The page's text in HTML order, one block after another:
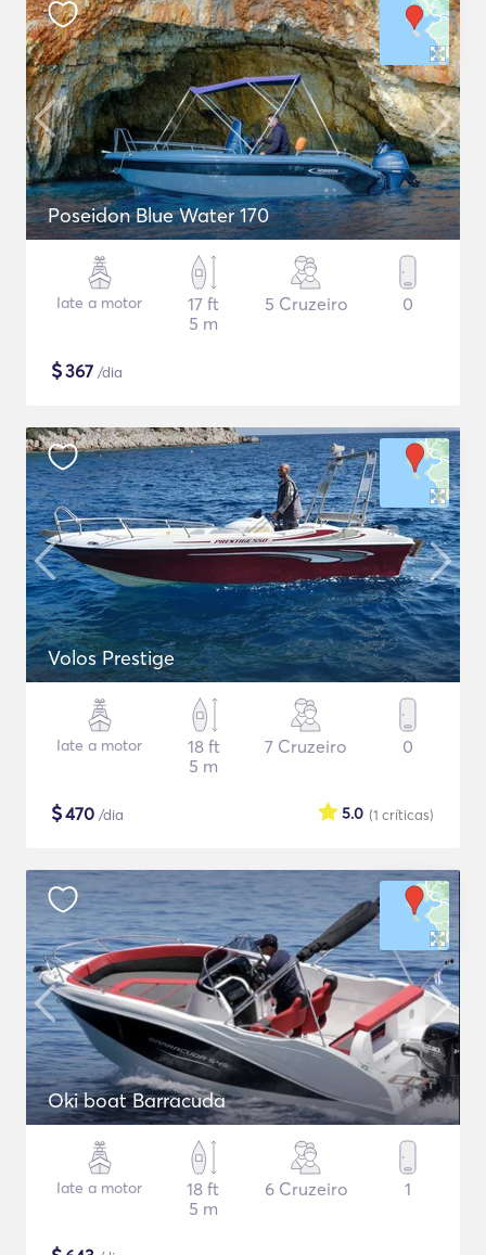
Poseidon Blue Water 170
Iate a motor
17 ft
5 m
5 Cruzeiro 0
$367 /dia
Volos Prestige
Iate a motor
18 ft
5 m
7 Cruzeiro 0
$470 /dia (1 críticas)
5.0
Oki boat Barracuda
Iate a motor
18 ft
5 m
6 Cruzeiro 1